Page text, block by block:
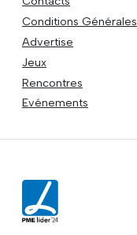
Conditions Générales
Advertise
Jeux
Rencontres
Evénements